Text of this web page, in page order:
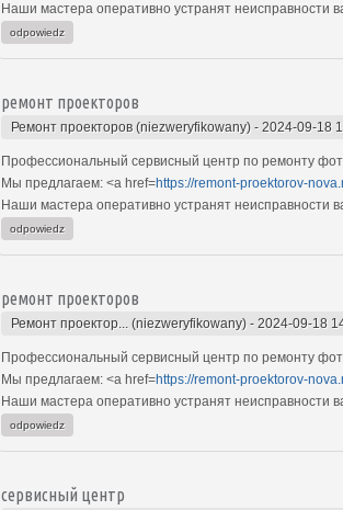
Наши мастера оперативно устранят неисправности
odpowiedz
ремонт проекторов
Ремонт проекторов (niezweryfikowany) - 2024-09-18
Профессиональный сервисный центр по ремонту
Мы предлагаем: <a href=https://remont-proektorov-
Наши мастера оперативно устранят неисправности
odpowiedz
ремонт проекторов
Ремонт проектор... (niezweryfikowany) - 2024-09-18
Профессиональный сервисный центр по ремонту
Мы предлагаем: <a href=https://remont-proektorov-
Наши мастера оперативно устранят неисправности
odpowiedz
сервисный центр